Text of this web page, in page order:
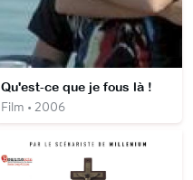
Qu'est-ce que je fous là !
Film • 2006